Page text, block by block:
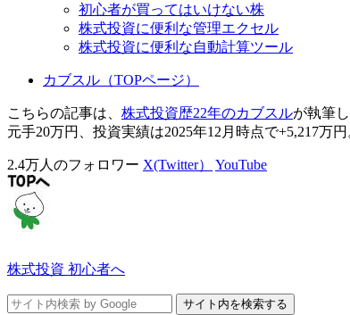
初心者が買ってはいけない株
株式投資に便利な管理エクセル
株式投資に便利な自動計算ツール
カブスル（TOPページ）
こちらの記事は、 株式投資歴22年のカブスルが執筆
元手20万円、投資実績は2025年12月時点で+5,217万
2.4万人のフォロワー X(Twitter） YouTube
株式投資 初心者へ